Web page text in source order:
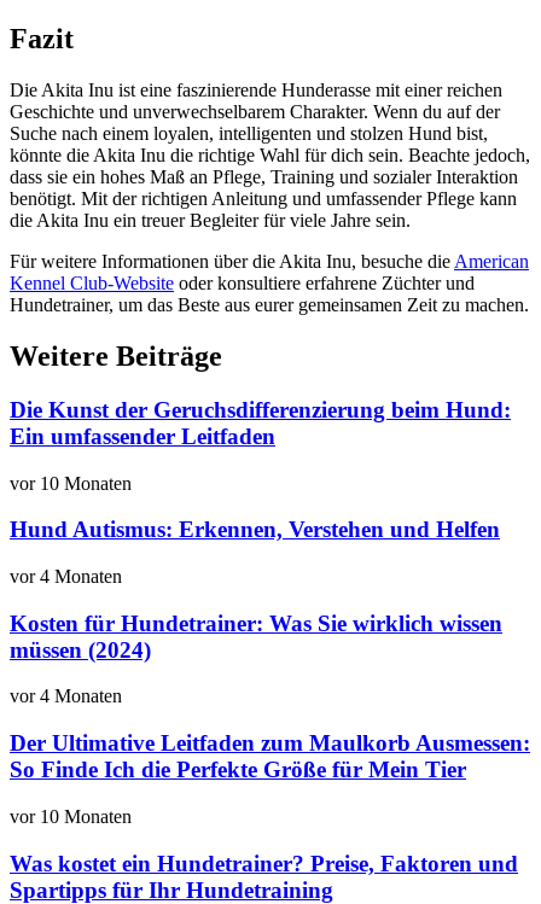
Fazit
Die Akita Inu ist eine faszinierende Hunderasse mit einer reichen
Geschichte und unverwechselbarem Charakter. Wenn du auf der
Suche nach einem loyalen, intelligenten und stolzen Hund bist,
könnte die Akita Inu die richtige Wahl für dich sein. Beachte jedoch,
dass sie ein hohes Maß an Pflege, Training und sozialer Interaktion
benötigt. Mit der richtigen Anleitung und umfassender Pflege kann
die Akita Inu ein treuer Begleiter für viele Jahre sein.
Für weitere Informationen über die Akita Inu, besuche die American
Kennel Club-Website oder konsultiere erfahrene Züchter und
Hundetrainer, um das Beste aus eurer gemeinsamen Zeit zu machen.
Weitere Beiträge
Die Kunst der Geruchsdifferenzierung beim Hund:
Ein umfassender Leitfaden
vor 10 Monaten
Hund Autismus: Erkennen, Verstehen und Helfen
vor 4 Monaten
Kosten für Hundetrainer: Was Sie wirklich wissen
müssen (2024)
vor 4 Monaten
Der Ultimative Leitfaden zum Maulkorb Ausmessen:
So Finde Ich die Perfekte Größe für Mein Tier
vor 10 Monaten
Was kostet ein Hundetrainer? Preise, Faktoren und
Spartipps für Ihr Hundetraining